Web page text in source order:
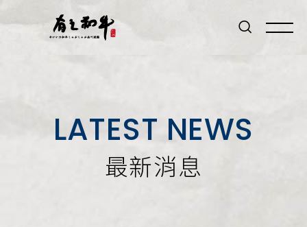
LATEST NEWS
最新消息